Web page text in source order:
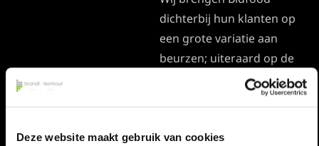
Deze website maakt gebruik van cookies
dichterbij hun klanten op
een grote variatie aan
beurzen; uiteraard op de
Horecava, maar denk ook
aan de Gastvrij, BBB, het
Horecafeest van het jaar,